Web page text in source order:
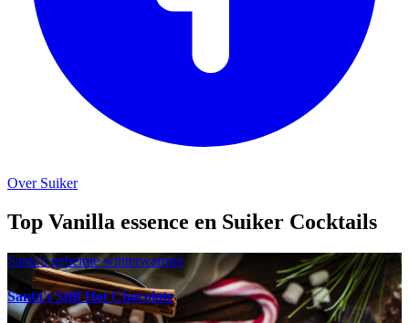
Over Suiker
Top Vanilla essence en Suiker Cocktails
Santa's geheime winterwarmer
Santa's Stiff Hot Chocolate